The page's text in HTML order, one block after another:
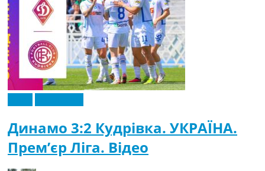
Динамо 3:2 Кудрівка. УКРАЇНА.
Прем’єр Ліга. Відео